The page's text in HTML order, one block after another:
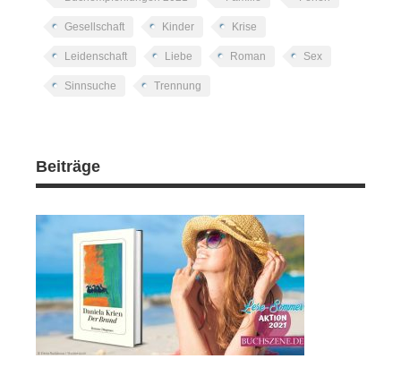
Gesellschaft Kinder Krise
Leidenschaft Liebe Roman Sex
Sinnsuche Trennung
Beiträge